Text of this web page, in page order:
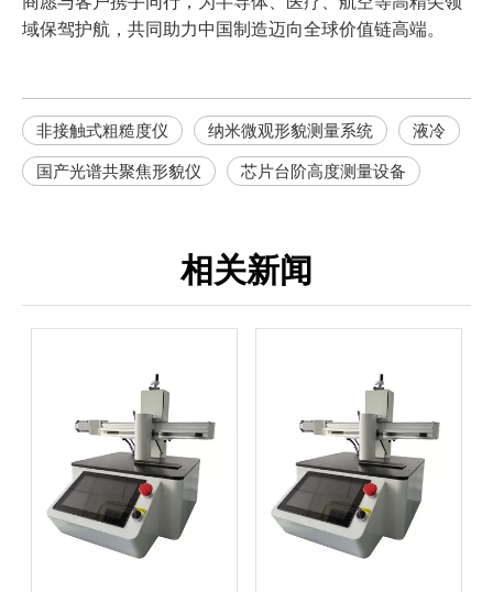
域保驾护航，共同助力中国制造迈向全球价值链高端。
非接触式粗糙度仪 纳米微观形貌测量系统
液冷
国产光谱共聚焦形貌仪
芯片台阶高度测量设备
相关新闻